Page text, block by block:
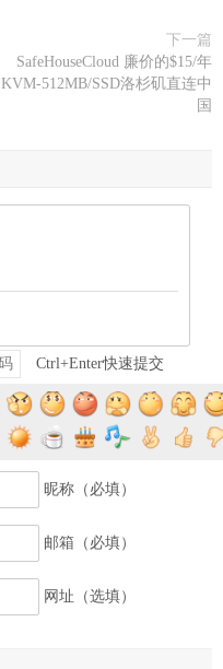
下一篇
SafeHouseCloud 廉价的$15/年
KVM-512MB/SSD洛杉矶直连中
国
Ctrl+Enter快速提交
昵称（必填）
邮箱（必填）
网址（选填）